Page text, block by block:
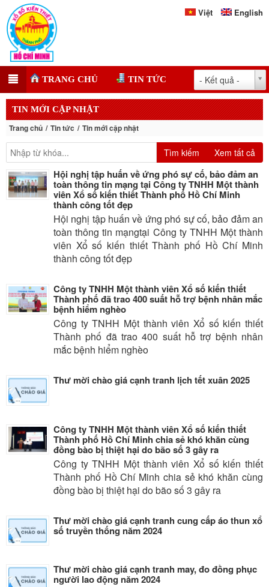
Việt English
TRANG CHỦ TIN TỨC - Kết quả -
TIN MỚI CẬP NHẬT
Trang chủ Tin tức Tin mới cập nhật
Tìm kiếm Xem tất cả
Hội nghị tập huấn về ứng phó sự cố, bảo đảm an
toàn thông tin mạng tại Công ty TNHH Một thành
viên Xổ số kiến thiết Thành phố Hồ Chí Minh
thành công tốt đẹp
Hội nghị tập huấn về ứng phó sự cố, bảo đảm an
toàn thông tin mạngtại Công ty TNHH Một thành
viên Xổ số kiến thiết Thành phố Hồ Chí Minh
thành công tốt đẹp
Công ty TNHH Một thành viên Xổ số kiến thiết
Thành phố đã trao 400 suất hỗ trợ bệnh nhân mắc
bệnh hiểm nghèo
Công ty TNHH Một thành viên Xổ số kiến thiết
Thành phố đã trao 400 suất hỗ trợ bệnh nhân
mắc bệnh hiểm nghèo
Thư mời chào giá cạnh tranh lịch tết xuân 2025
Công ty TNHH Một thành viên Xổ số kiến thiết
Thành phố Hồ Chí Minh chia sẻ khó khăn cùng
đồng bào bị thiệt hại do bão số 3 gây ra
Công ty TNHH Một thành viên Xổ số kiến thiết
Thành phố Hồ Chí Minh chia sẻ khó khăn cùng
đồng bào bị thiệt hại do bão số 3 gây ra
Thư mời chào giá cạnh tranh cung cấp áo thun xổ
số truyền thống năm 2024
Thư mời chào giá cạnh tranh may, đo đồng phục
người lao động năm 2024